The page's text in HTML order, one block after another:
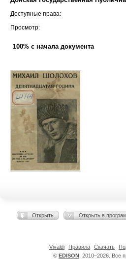
Доступные права:
Просмотр:
100% с начала документа
Открыть Открыть в
© EDISON , 2010–2026. Все
Vivaldi Правила Скачать